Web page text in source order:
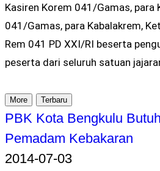
Kasiren Korem 041/Gamas, para
041/Gamas, para Kabalakrem,
Rem 041 PD XXI/RI beserta
peserta dari seluruh satuan
More Terbaru
PBK Kota Bengkulu
Pemadam Kebakaran
2014-07-03